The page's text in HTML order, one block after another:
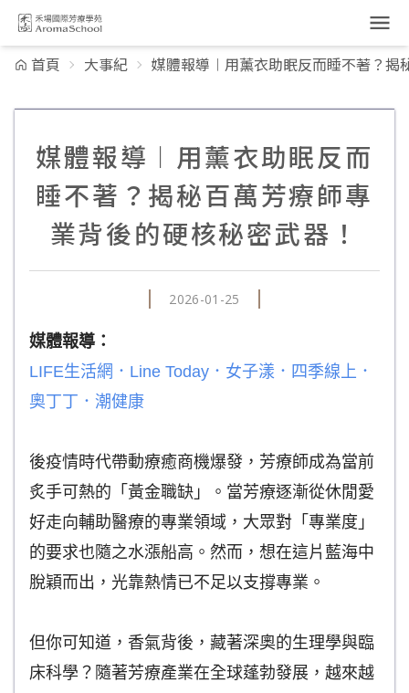
跳到主要內容
首頁 大事紀 媒體報導︱用薰衣助眠反而睡不著？
媒體報導︱用薰衣助眠反而
睡不著？揭秘百萬芳療師專
業背後的硬核秘密武器！
2026-01-25
媒體報導：
LIFE生活網 ． Line Today ． 女子漾 ． 四季線上 ．
奧丁丁 ． 潮健康
後疫情時代帶動療癒商機爆發，芳療師成為當前
炙手可熱的「黃金職缺」。當芳療逐漸從休閒愛
好走向輔助醫療的專業領域，大眾對「專業度」
的要求也隨之水漲船高。然而，想在這片藍海中
脫穎而出，光靠熱情已不足以支撐專業。
但你可知道，香氣背後，藏著深奧的生理學與臨
床科學？隨著芳療產業在全球蓬勃發展，越來越